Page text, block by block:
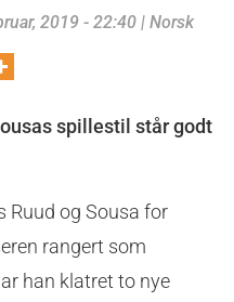
2019 - 22:40 | Norsk
spillestil står godt
Ruud og Sousa for
rangert som
han klatret to nye